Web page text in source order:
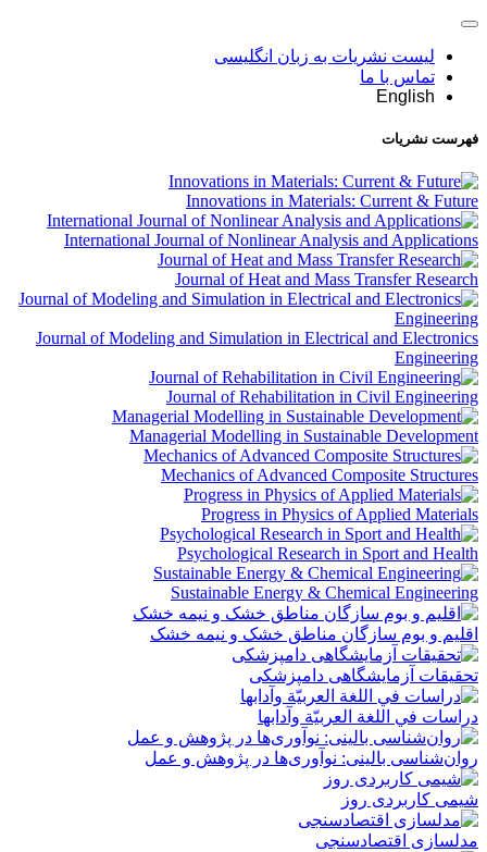
لیست نشریات به زبان انگلیسی
تماس با ما
English
فهرست نشریات
Innovations in Materials: Current & Future
International Journal of Nonlinear Analysis and Applications
Journal of Heat and Mass Transfer Research
Journal of Modeling and Simulation in Electrical and Electronics
Engineering
Journal of Rehabilitation in Civil Engineering
Managerial Modelling in Sustainable Development
Mechanics of Advanced Composite Structures
Progress in Physics of Applied Materials
Psychological Research in Sport and Health
Sustainable Energy & Chemical Engineering
اقلیم و بوم سازگان مناطق خشک و نیمه خشک
تحقیقات آزمایشگاهی دامپزشکی
دراسات في اللغة العربيّة وآدابها
روان‌شناسی بالینی: نوآوری‌ها در پژوهش و عمل
شیمى کاربردى روز
مدلسازی اقتصادسنجی